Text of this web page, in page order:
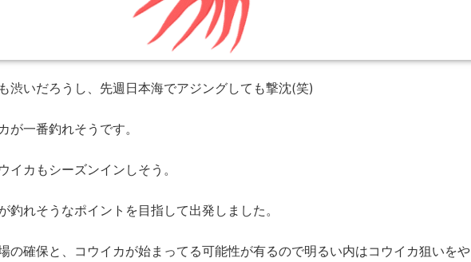
渋いだろうし、先週日本海でアジングしても撃沈(笑)
が一番釣れそうです。
イカもシーズンインしそう。
釣れそうなポイントを目指して出発しました。
の確保と、コウイカが始まってる可能性が有るので明るい内はコウイカ狙いをや